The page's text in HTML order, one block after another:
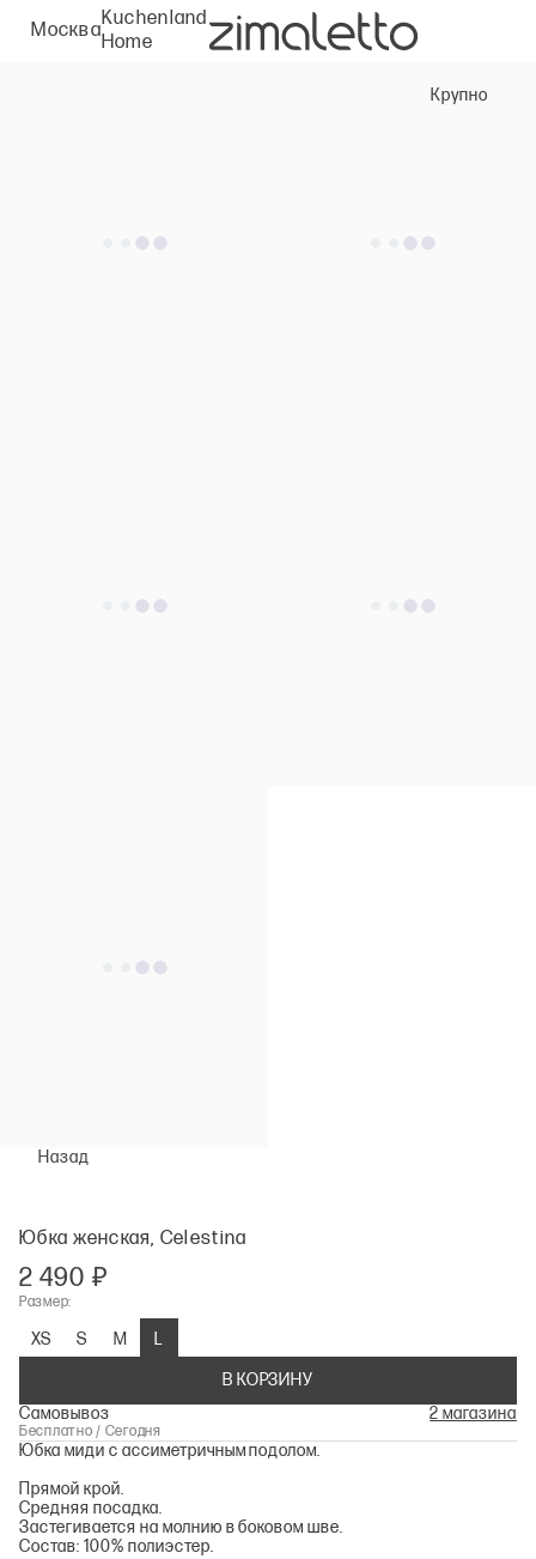
Москва
Kuchenland
Home
Крупно
Назад
Юбка женская, Celestina
2 490 ₽
Размер:
XS S M
L
В КОРЗИНУ
Самовывоз
2 магазина
Бесплатно / Сегодня
Юбка миди с ассиметричным подолом.
Прямой крой.
Средняя посадка.
Застегивается на молнию в боковом шве.
Состав: 100% полиэстер.